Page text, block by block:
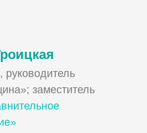
руководитель
заместитель